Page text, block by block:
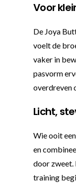
Voor
De Joya
voelt de
vaker in
pasvorm
overdreven
Licht,
Wie ooit
en
door zweet.
training